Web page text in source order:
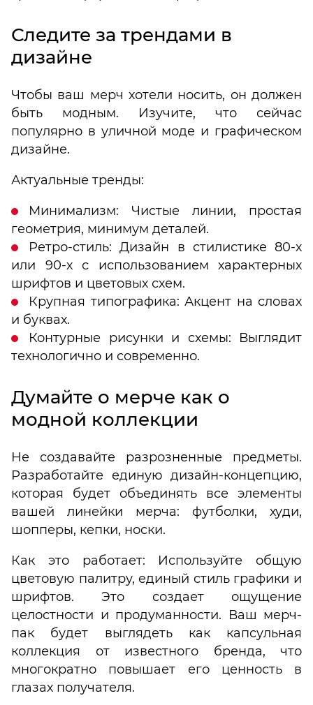
Следите за трендами в
дизайне
Чтобы ваш мерч хотели носить, он должен
быть модным. Изучите, что сейчас
популярно в уличной моде и графическом
дизайне.
Актуальные тренды:
Минимализм: Чистые линии, простая
геометрия, минимум деталей.
Ретро-стиль: Дизайн в стилистике 80-х
или 90-х с использованием характерных
шрифтов и цветовых схем.
Крупная типографика: Акцент на словах
и буквах.
Контурные рисунки и схемы: Выглядит
технологично и современно.
Думайте о мерче как о
модной коллекции
Не создавайте разрозненные предметы.
Разработайте единую дизайн-концепцию,
которая будет объединять все элементы
вашей линейки мерча: футболки, худи,
шопперы, кепки, носки.
Как это работает: Используйте общую
цветовую палитру, единый стиль графики и
шрифтов. Это создает ощущение
целостности и продуманности. Ваш мерч-
пак будет выглядеть как капсульная
коллекция от известного бренда, что
многократно повышает его ценность в
глазах получателя.